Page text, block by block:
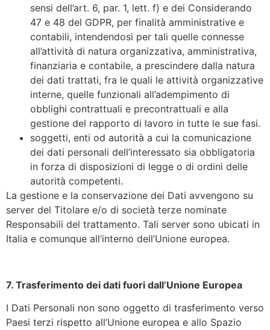
sensi dell’art. 6, par. 1, lett. f) e dei Considerando
47 e 48 del GDPR, per finalità amministrative e
contabili, intendendosi per tali quelle connesse
all’attività di natura organizzativa, amministrativa,
finanziaria e contabile, a prescindere dalla natura
dei dati trattati, fra le quali le attività organizzative
interne, quelle funzionali all’adempimento di
obblighi contrattuali e precontrattuali e alla
gestione del rapporto di lavoro in tutte le sue fasi.
soggetti, enti od autorità a cui la comunicazione
dei dati personali dell’interessato sia obbligatoria
in forza di disposizioni di legge o di ordini delle
autorità competenti.
La gestione e la conservazione dei Dati avvengono su
server del Titolare e/o di società terze nominate
Responsabili del trattamento. Tali server sono ubicati in
Italia e comunque all’interno dell’Unione europea.
7. Trasferimento dei dati fuori dall’Unione Europea
I Dati Personali non sono oggetto di trasferimento verso
Paesi terzi rispetto all’Unione europea e allo Spazio